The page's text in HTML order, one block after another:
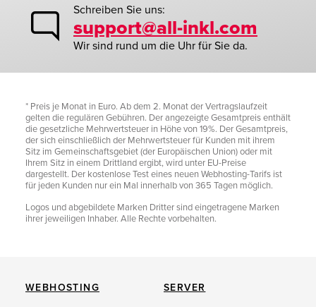
Schreiben Sie uns:
support@all-inkl.com
Wir sind rund um die Uhr für Sie da.
* Preis je Monat in Euro. Ab dem 2. Monat der Vertragslaufzeit
gelten die regulären Gebühren. Der angezeigte Gesamtpreis enthält
die gesetzliche Mehrwertsteuer in Höhe von 19%. Der Gesamtpreis,
der sich einschließlich der Mehrwertsteuer für Kunden mit ihrem
Sitz im Gemeinschaftsgebiet (der Europäischen Union) oder mit
Ihrem Sitz in einem Drittland ergibt, wird unter EU-Preise
dargestellt. Der kostenlose Test eines neuen Webhosting-Tarifs ist
für jeden Kunden nur ein Mal innerhalb von 365 Tagen möglich.
Logos und abgebildete Marken Dritter sind eingetragene Marken
ihrer jeweiligen Inhaber. Alle Rechte vorbehalten.
WEBHOSTING SERVER